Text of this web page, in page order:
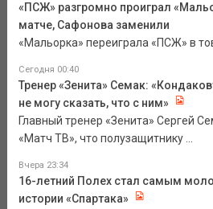
«ПСЖ» разгромно проиграл
матче, Сафонова заменили
«Мальорка» переиграла «ПСЖ» в
Сегодня 00:40
Тренер «Зенита» Семак:
не могу сказать, что с ним»
Главный тренер «Зенита» Сергей
«Матч ТВ», что полузащитнику ...
Вчера 23:34
16-летний Полех стал самым
истории «Спартака»